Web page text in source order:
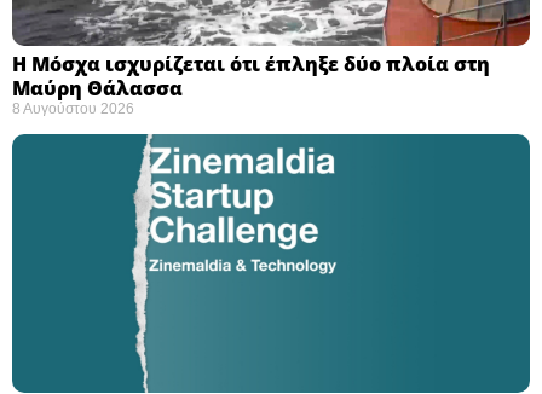
Η Μόσχα ισχυρίζεται ότι έπληξε δύο πλοία στη
Μαύρη Θάλασσα ​
8 Αυγούστου 2026